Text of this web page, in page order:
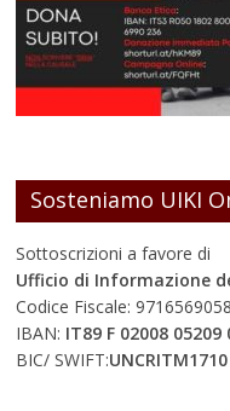
Sosteniamo UIKI
Sottoscrizioni a favore di
Ufficio di Informazione
Codice Fiscale:
IBAN: IT89 F 02008 05209
BIC/ SWIFT:UNCRITM1710